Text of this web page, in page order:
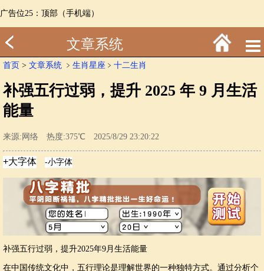
广告位25：顶部（手机端）
文章系统
首页 > 文章系统 ﹥ 生肖星座 ﹥ 十二生肖
补强五行过弱，提升 2025 年 9 月生活
能量
来源:网络 热度:375℃ 2025/8/29 23:20:22
补强五行过弱，提升2025年9月生活能量
在中国传统文化中，五行理论是理解世界的一种独特方式。通过分析个